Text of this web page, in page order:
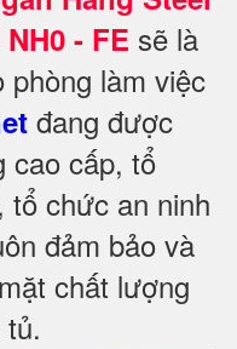
- FE sẽ là
phòng làm việc
đang được
cao cấp, tổ
chức an ninh
đảm bảo và
chất lượng